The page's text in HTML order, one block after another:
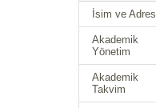
İsim ve Adres
Akademik
Yönetim
Akademik
Takvim